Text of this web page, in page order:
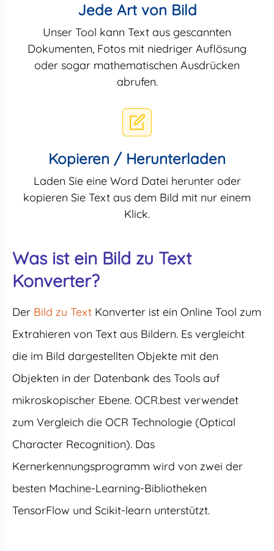
Jede Art von Bild
Unser Tool kann Text aus gescannten
Dokumenten, Fotos mit niedriger Auflösung
oder sogar mathematischen Ausdrücken
abrufen.
Kopieren / Herunterladen
Laden Sie eine Word Datei herunter oder
kopieren Sie Text aus dem Bild mit nur einem
Klick.
Was ist ein Bild zu Text
Konverter?
Der Bild zu Text Konverter ist ein Online Tool zum
Extrahieren von Text aus Bildern. Es vergleicht
die im Bild dargestellten Objekte mit den
Objekten in der Datenbank des Tools auf
mikroskopischer Ebene. OCR.best verwendet
zum Vergleich die OCR Technologie (Optical
Character Recognition). Das
Kernerkennungsprogramm wird von zwei der
besten Machine-Learning-Bibliotheken
TensorFlow und Scikit-learn unterstützt.